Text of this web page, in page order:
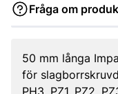
Fråga om
50 mm långa
för
PH3, PZ1, PZ2,